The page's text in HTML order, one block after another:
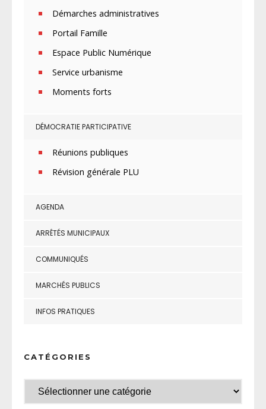
Démarches administratives
Portail Famille
Espace Public Numérique
Service urbanisme
Moments forts
DÉMOCRATIE PARTICIPATIVE
Réunions publiques
Révision générale PLU
AGENDA
ARRÊTÉS MUNICIPAUX
COMMUNIQUÉS
MARCHÉS PUBLICS
INFOS PRATIQUES
CATÉGORIES